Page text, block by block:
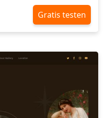
Gratis testen